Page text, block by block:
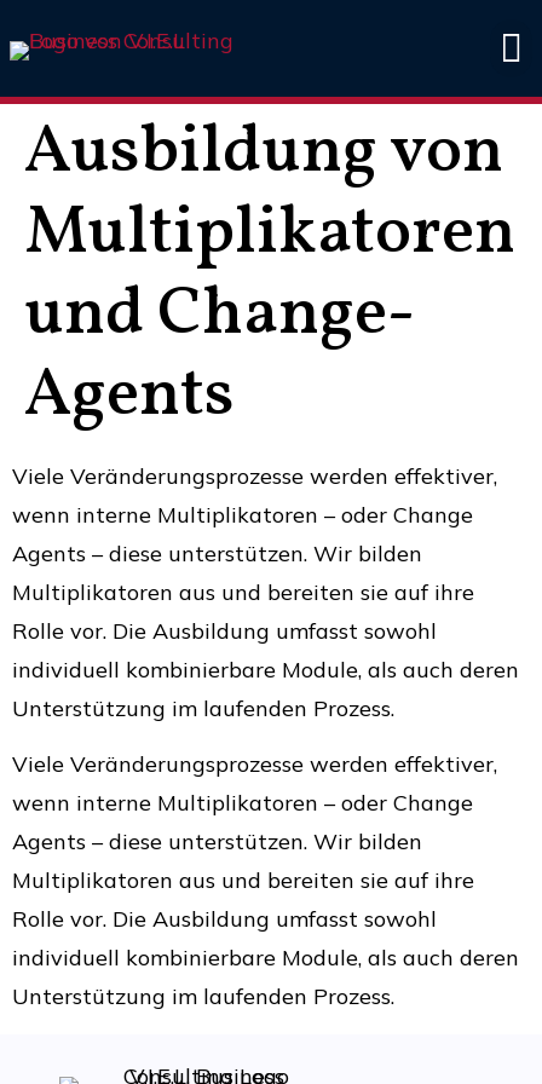
Ausbildung von
Multiplikatoren
und Change-
Agents
Viele Veränderungsprozesse werden effektiver,
wenn interne Multiplikatoren – oder Change
Agents – diese unterstützen. Wir bilden
Multiplikatoren aus und bereiten sie auf ihre
Rolle vor. Die Ausbildung umfasst sowohl
individuell kombinierbare Module, als auch deren
Unterstützung im laufenden Prozess.
Viele Veränderungsprozesse werden effektiver,
wenn interne Multiplikatoren – oder Change
Agents – diese unterstützen. Wir bilden
Multiplikatoren aus und bereiten sie auf ihre
Rolle vor. Die Ausbildung umfasst sowohl
individuell kombinierbare Module, als auch deren
Unterstützung im laufenden Prozess.